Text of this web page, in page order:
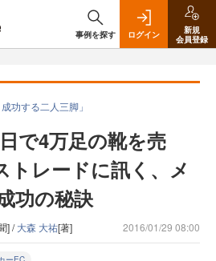
事例を探す ログイン
新規
会員登録
功する二人三脚」
で4万足の靴を売
トレードに訊く、メ
功の秘訣
] /大森 大祐[著] 2016/01/29 08:00